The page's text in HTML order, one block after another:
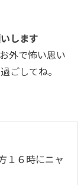
します
外で怖い思い
ごしてね。
１６時にニャ